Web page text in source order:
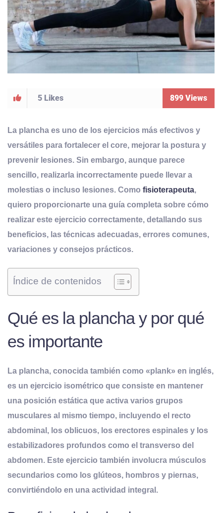
5 Likes 899 Views
La plancha es uno de los ejercicios más efectivos y
versátiles para fortalecer el core, mejorar la postura y
prevenir lesiones. Sin embargo, aunque parece
sencillo, realizarla incorrectamente puede llevar a
molestias o incluso lesiones. Como fisioterapeuta,
quiero proporcionarte una guía completa sobre cómo
realizar este ejercicio correctamente, detallando sus
beneficios, las técnicas adecuadas, errores comunes,
variaciones y consejos prácticos.
Índice de contenidos
Qué es la plancha y por qué
es importante
La plancha, conocida también como «plank» en inglés,
es un ejercicio isométrico que consiste en mantener
una posición estática que activa varios grupos
musculares al mismo tiempo, incluyendo el recto
abdominal, los oblicuos, los erectores espinales y los
estabilizadores profundos como el transverso del
abdomen. Este ejercicio también involucra músculos
secundarios como los glúteos, hombros y piernas,
convirtiéndolo en una actividad integral.